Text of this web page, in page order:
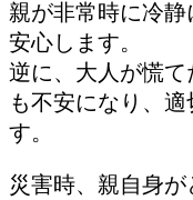
親が非常時に冷
安心します。
逆に、大人が慌
も不安になり、
す。
災害時、親自身